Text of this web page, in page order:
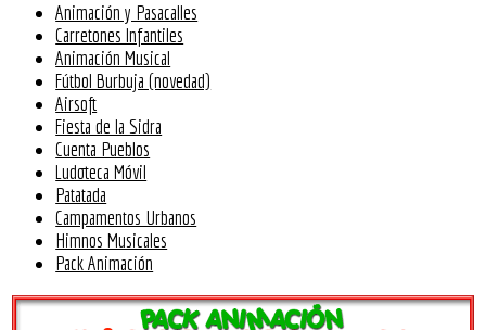
Animación y Pasacalles
Carretones Infantiles
Animación Musical
Fútbol Burbuja (novedad)
Airsoft
Fiesta de la Sidra
Cuenta Pueblos
Ludoteca Móvil
Patatada
Campamentos Urbanos
Himnos Musicales
Pack Animación